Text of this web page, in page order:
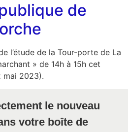
de
l’étude de la Tour-porte de La
» de 14h à 15h cet
mai 2023).
le nouveau
votre boîte de